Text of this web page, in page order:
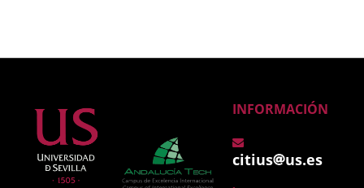
INFORMACIÓN
citius us.es